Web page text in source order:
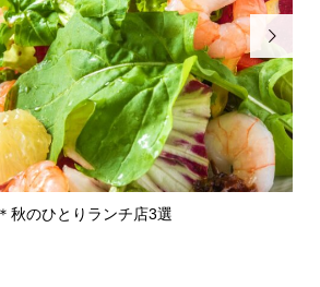
秋のひとりランチ店3選
